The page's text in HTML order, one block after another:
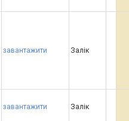
завантажити Залік
завантажити Залік